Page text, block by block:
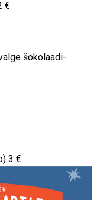
€
šokolaadi-
3 €